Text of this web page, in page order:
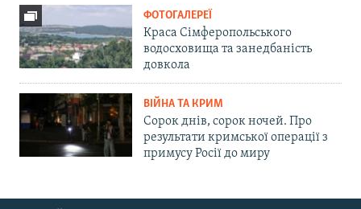
ФОТОГАЛЕРЕЇ
Краса Сімферопольського
водосховища та занедбаність
довкола
ВІЙНА ТА КРИМ
Сорок днів, сорок ночей. Про
результати кримської операції з
примусу Росії до миру